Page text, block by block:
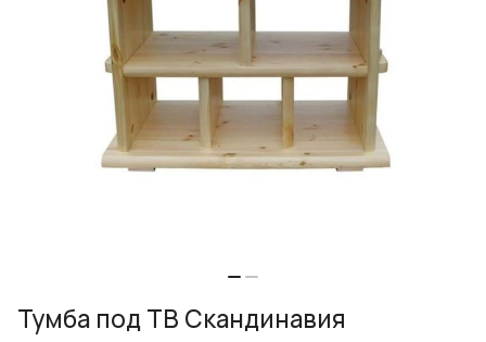
Тумба под ТВ Скандинавия